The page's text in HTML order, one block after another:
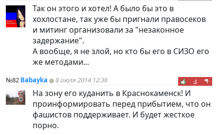
Так он этого и хотел! А было бы это в
хохлостане, так уже бы пригнали правосеков
и митинг организовали за "незаконное
задержание".
А вообще, я не злой, но кто бы его в СИЗО его
же методами...
№82 Babayka 8 июля 2014 12:36 -1
На зону его куданить в Краснокаменск! И
проинформировать перед прибытием, что он
фашистов поддерживает. И будет жесткое
порно.